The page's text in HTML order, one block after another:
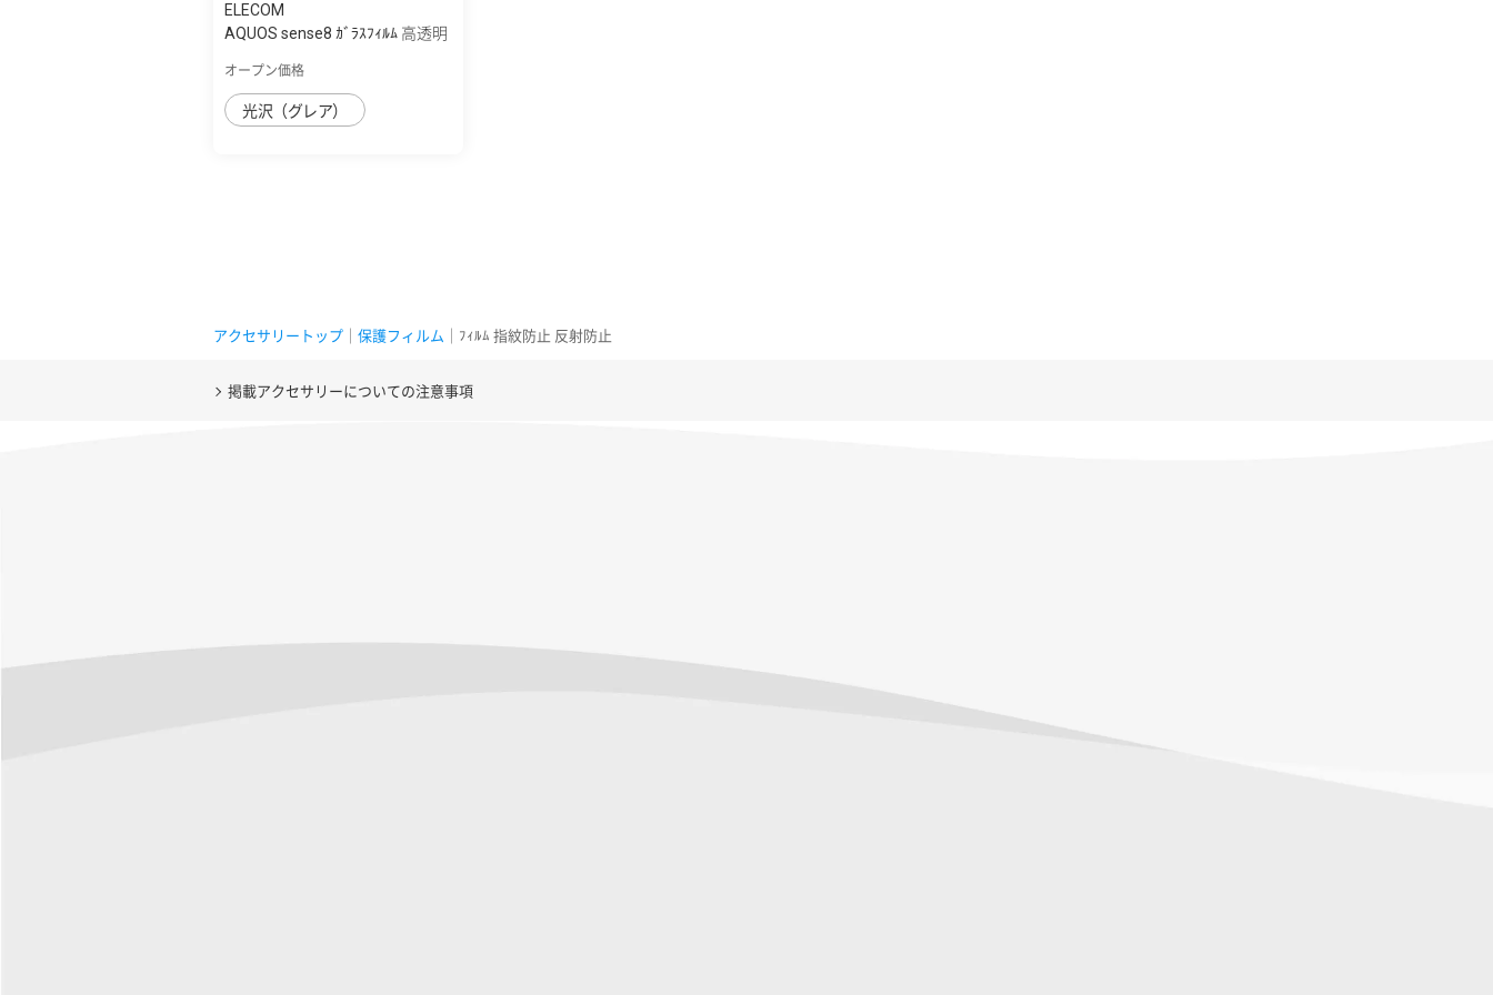
ELECOM
AQUOS sense8 ｶﾞﾗｽﾌｨﾙﾑ 高透明
オープン価格
光沢（グレア）
アクセサリートップ 保護フィルム ｜ﾌｨﾙﾑ 指紋防止 反射防止
掲載アクセサリーについての注意事項